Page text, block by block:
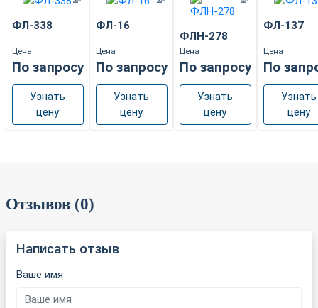
ФЛ-338
Цена
По запросу
Узнать
цену
ФЛ-16
Цена
По запросу
Узнать
цену
ФЛН-278
Цена
По запросу
Узнать
цену
ФЛ-137
Цена
По
Узнать
цену
Отзывов (0)
Написать отзыв
Ваше имя